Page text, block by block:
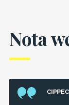
Nota
CIPPEC